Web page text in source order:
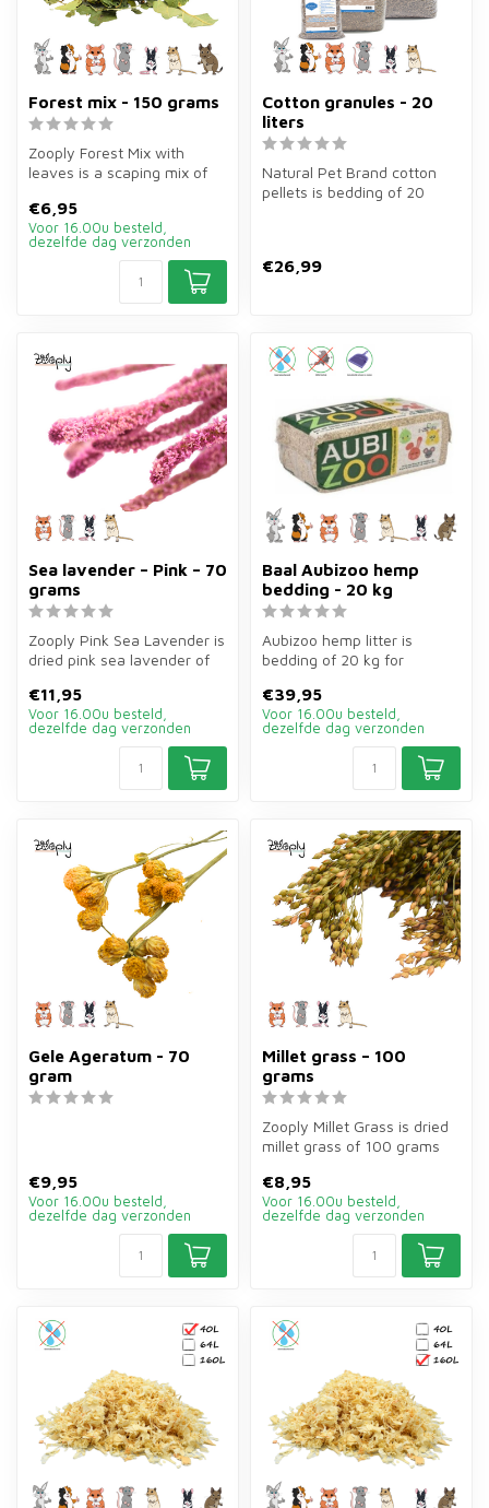
Forest mix - 150 grams
Zooply Forest Mix with
leaves is a scaping mix of
hamste...
€6,95
Voor 16.00u besteld,
dezelfde dag verzonden
Cotton granules - 20
liters
Natural Pet Brand cotton
pellets is bedding of 20
€26,99
Sea lavender – Pink – 70
grams
Zooply Pink Sea Lavender is
dried pink sea lavender of
€11,95
Voor 16.00u besteld,
dezelfde dag verzonden
Baal Aubizoo hemp
bedding - 20 kg
Aubizoo hemp litter is
bedding of 20 kg for
horses....
€39,95
Voor 16.00u besteld,
dezelfde dag verzonden
Gele Ageratum - 70
gram
€9,95
Voor 16.00u besteld,
dezelfde dag verzonden
Millet grass – 100
grams
Zooply Millet Grass is dried
millet grass of 100 grams
€8,95
Voor 16.00u besteld,
dezelfde dag verzonden